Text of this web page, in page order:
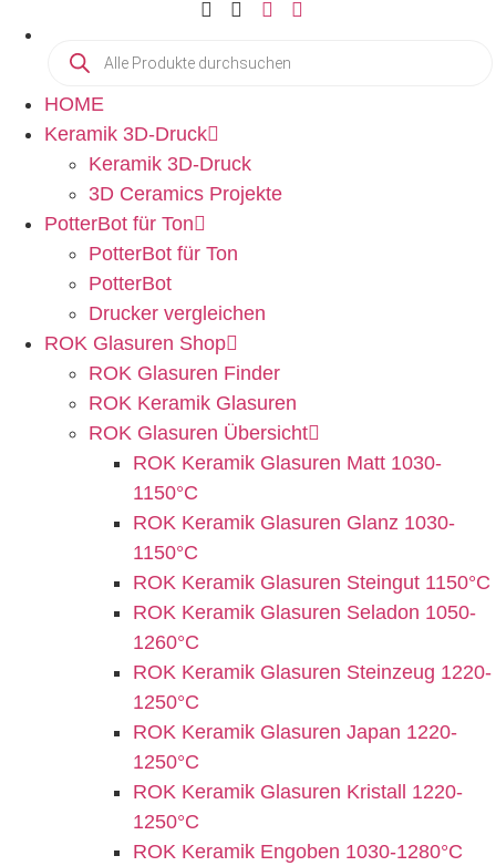
HOME
Keramik 3D-Druck
Keramik 3D-Druck
3D Ceramics Projekte
PotterBot für Ton
PotterBot für Ton
PotterBot
Drucker vergleichen
ROK Glasuren Shop
ROK Glasuren Finder
ROK Keramik Glasuren
ROK Glasuren Übersicht
ROK Keramik Glasuren Matt 1030-
1150°C
ROK Keramik Glasuren Glanz 1030-
1150°C
ROK Keramik Glasuren Steingut 1150°C
ROK Keramik Glasuren Seladon 1050-
1260°C
ROK Keramik Glasuren Steinzeug 1220-
1250°C
ROK Keramik Glasuren Japan 1220-
1250°C
ROK Keramik Glasuren Kristall 1220-
1250°C
ROK Keramik Engoben 1030-1280°C